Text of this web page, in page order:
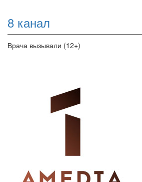
8 канал
Врача вызывали (12+)